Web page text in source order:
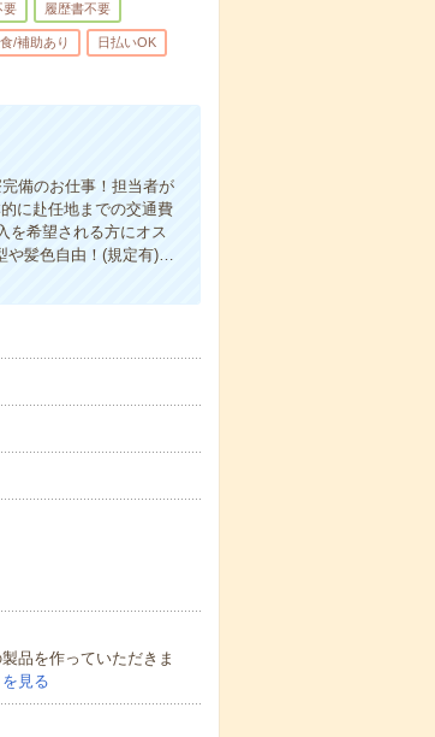
要 履歴書不要
/補助あり 日払いOK
備のお仕事！担当者が
に赴任地までの交通費
を希望される方にオス
や髪色自由！(規定有)…
品を作っていただきま
見る